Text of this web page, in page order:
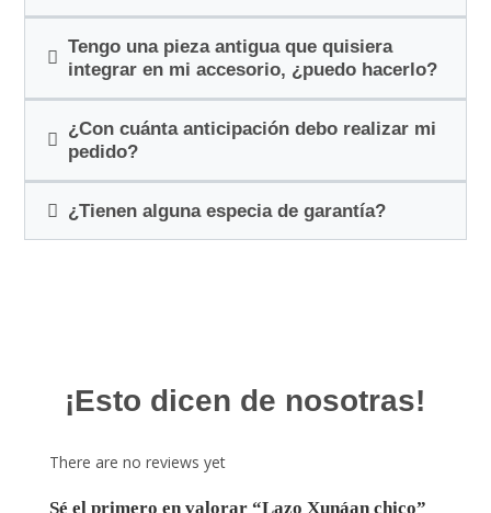
Tengo una pieza antigua que quisiera
integrar en mi accesorio, ¿puedo hacerlo?
¿Con cuánta anticipación debo realizar mi
pedido?
¿Tienen alguna especia de garantía?
¡Esto dicen de nosotras!
There are no reviews yet
Sé el primero en valorar “Lazo Xunáan chico”